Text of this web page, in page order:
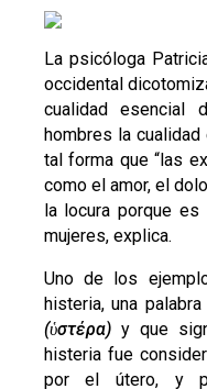
La psicóloga
occidental
cualidad esencial
hombres la cualidad
tal forma que “las
como el amor, el
la locura porque
mujeres, explica.
Uno de los
histeria, una
(ὑστέρα) y que
histeria fue
por el útero, y